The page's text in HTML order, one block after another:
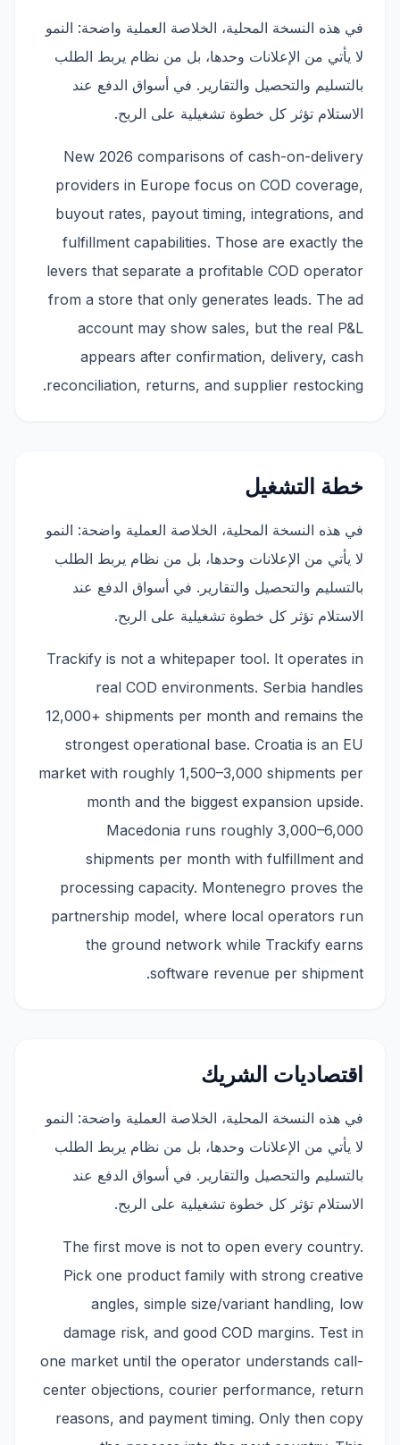
في هذه النسخة المحلية، الخلاصة العملية واضحة: النمو
لا يأتي من الإعلانات وحدها، بل من نظام يربط الطلب
بالتسليم والتحصيل والتقارير. في أسواق الدفع عند
الاستلام تؤثر كل خطوة تشغيلية على الربح.
New 2026 comparisons of cash-on-delivery
providers in Europe focus on COD coverage,
buyout rates, payout timing, integrations, and
fulfillment capabilities. Those are exactly the
levers that separate a profitable COD operator
from a store that only generates leads. The ad
account may show sales, but the real P&L
appears after confirmation, delivery, cash
reconciliation, returns, and supplier restocking.
خطة التشغيل
في هذه النسخة المحلية، الخلاصة العملية واضحة: النمو
لا يأتي من الإعلانات وحدها، بل من نظام يربط الطلب
بالتسليم والتحصيل والتقارير. في أسواق الدفع عند
الاستلام تؤثر كل خطوة تشغيلية على الربح.
Trackify is not a whitepaper tool. It operates in
real COD environments. Serbia handles
12,000+ shipments per month and remains the
strongest operational base. Croatia is an EU
market with roughly 1,500–3,000 shipments per
month and the biggest expansion upside.
Macedonia runs roughly 3,000–6,000
shipments per month with fulfillment and
processing capacity. Montenegro proves the
partnership model, where local operators run
the ground network while Trackify earns
software revenue per shipment.
اقتصاديات الشريك
في هذه النسخة المحلية، الخلاصة العملية واضحة: النمو
لا يأتي من الإعلانات وحدها، بل من نظام يربط الطلب
بالتسليم والتحصيل والتقارير. في أسواق الدفع عند
الاستلام تؤثر كل خطوة تشغيلية على الربح.
The first move is not to open every country.
Pick one product family with strong creative
angles, simple size/variant handling, low
damage risk, and good COD margins. Test in
one market until the operator understands call-
center objections, courier performance, return
reasons, and payment timing. Only then copy